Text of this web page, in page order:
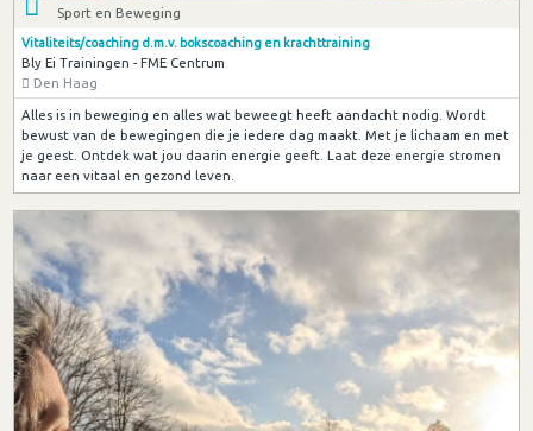
Sport en Beweging
Vitaliteits/coaching d.m.v. bokscoaching en krachttraining
Bly Ei Trainingen - FME Centrum
Den Haag
Alles is in beweging en alles wat beweegt heeft aandacht nodig. Wordt
bewust van de bewegingen die je iedere dag maakt. Met je lichaam en met
je geest. Ontdek wat jou daarin energie geeft. Laat deze energie stromen
naar een vitaal en gezond leven.